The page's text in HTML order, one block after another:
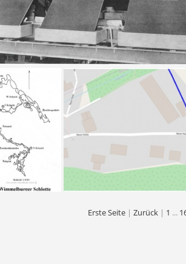
Ausheben der Anoden aus den Gießformen
Erste Seite| Zurück| 1 ...